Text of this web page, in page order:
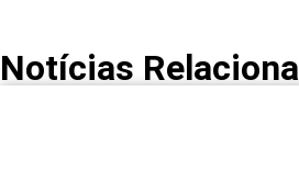
Notícias